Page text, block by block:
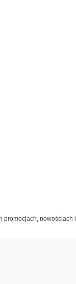
nowościach